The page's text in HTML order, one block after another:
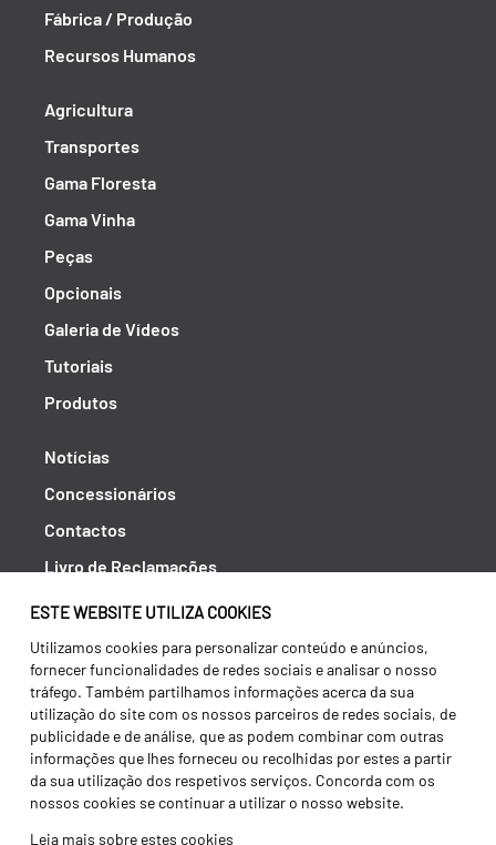
ESTE WEBSITE UTILIZA COOKIES
Utilizamos cookies para personalizar conteúdo e anúncios,
fornecer funcionalidades de redes sociais e analisar o nosso
tráfego. Também partilhamos informações acerca da sua
utilização do site com os nossos parceiros de redes sociais, de
publicidade e de análise, que as podem combinar com outras
informações que lhes forneceu ou recolhidas por estes a partir
da sua utilização dos respetivos serviços. Concorda com os
nossos cookies se continuar a utilizar o nosso website.
Leia mais sobre estes cookies
Fábrica / Produção
Recursos Humanos
Agricultura
Transportes
Gama Floresta
Gama Vinha
Peças
Opcionais
Galeria de Vídeos
Tutoriais
Produtos
Notícias
Concessionários
Contactos
Livro de Reclamações
Política de Privacidade
Canal de Denúncias (RGPC)
Termos e condições